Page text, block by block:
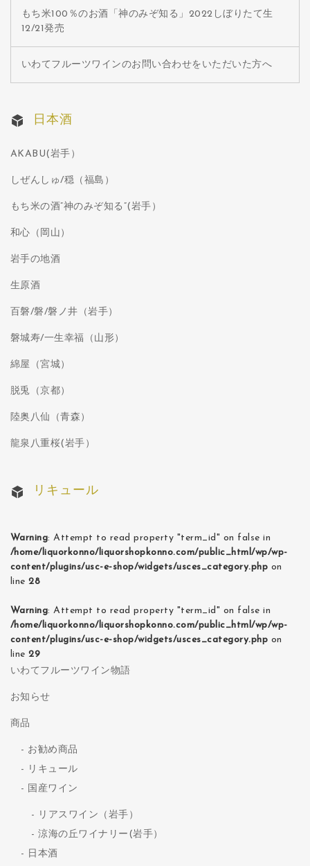
もち米100％のお酒「神のみぞ知る」2022しぼりたて生
12/21発売
いわてフルーツワインのお問い合わせをいただいた方へ
日本酒
AKABU(岩手）
しぜんしゅ/穏（福島）
もち米の酒”神のみぞ知る”(岩手）
和心（岡山）
岩手の地酒
生原酒
百磐/磐/磐ノ井（岩手）
磐城寿/一生幸福（山形）
綿屋（宮城）
脱兎（京都）
陸奥八仙（青森）
龍泉八重桜(岩手）
リキュール
Warning: Attempt to read property "term_id" on false in
/home/liquorkonno/liquorshopkonno.com/public_html/wp/wp-
content/plugins/usc-e-shop/widgets/usces_category.php on
line28
Warning: Attempt to read property "term_id" on false in
/home/liquorkonno/liquorshopkonno.com/public_html/wp/wp-
content/plugins/usc-e-shop/widgets/usces_category.php on
line29
いわてフルーツワイン物語
お知らせ
商品
お勧め商品
リキュール
国産ワイン
リアスワイン（岩手）
涼海の丘ワイナリー(岩手）
日本酒